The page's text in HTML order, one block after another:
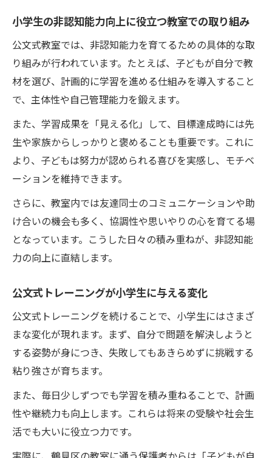
地域教室での非認知能力トレーニングの流
れ
実践から学ぶ小学生非認知能力育成のヒン
ト
小学生が楽しみながら成長できる学びの場
小学生非認知能力を伸ばす楽しい学びの工
夫
遊びを通じて非認知能力を育てる方法
小学生が主体的に学べる教室の特長
非認知能力向上に役立つ実体験学習の魅力
公文式教室で感じる学びの楽しさ
小学生の非認知能力向上に役立つ教室での取り組み
公文式教室では、非認知能力を育てるための具体的な取
り組みが行われています。たとえば、子どもが自分で教
材を選び、計画的に学習を進める仕組みを導入すること
で、主体性や自己管理能力を鍛えます。
また、学習成果を「見える化」して、目標達成時には先
生や家族からしっかりと褒めることも重要です。これに
より、子どもは努力が認められる喜びを実感し、モチベ
ーションを維持できます。
さらに、教室内では友達同士のコミュニケーションや助
け合いの機会も多く、協調性や思いやりの心を育てる場
となっています。こうした日々の積み重ねが、非認知能
力の向上に直結します。
公文式トレーニングが小学生に与える変化
公文式トレーニングを続けることで、小学生にはさまざ
まな変化が現れます。まず、自分で問題を解決しようと
する姿勢が身につき、失敗してもあきらめずに挑戦する
粘り強さが育ちます。
また、毎日少しずつでも学習を積み重ねることで、計画
性や継続力も向上します。これらは将来の受験や社会生
活でも大いに役立つ力です。